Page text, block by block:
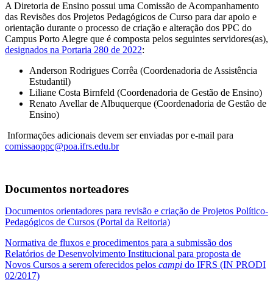
A Diretoria de Ensino possui uma Comissão de Acompanhamento
das Revisões dos Projetos Pedagógicos de Curso para dar apoio e
orientação durante o processo de criação e alteração dos PPC do
Campus Porto Alegre que é composta pelos seguintes servidores(as),
designados na Portaria 280 de 2022:
Anderson Rodrigues Corrêa (Coordenadoria de Assistência
Estudantil)
Liliane Costa Birnfeld (Coordenadoria de Gestão de Ensino)
Renato Avellar de Albuquerque (Coordenadoria de Gestão de
Ensino)
Informações adicionais devem ser enviadas por e-mail para
comissaoppc@poa.ifrs.edu.br
Documentos norteadores
Documentos orientadores para revisão e criação de Projetos Político-
Pedagógicos de Cursos (Portal da Reitoria)
Normativa de fluxos e procedimentos para a submissão dos
Relatórios de Desenvolvimento Institucional para proposta de
Novos Cursos a serem oferecidos pelos campi do IFRS (IN PRODI
02/2017)